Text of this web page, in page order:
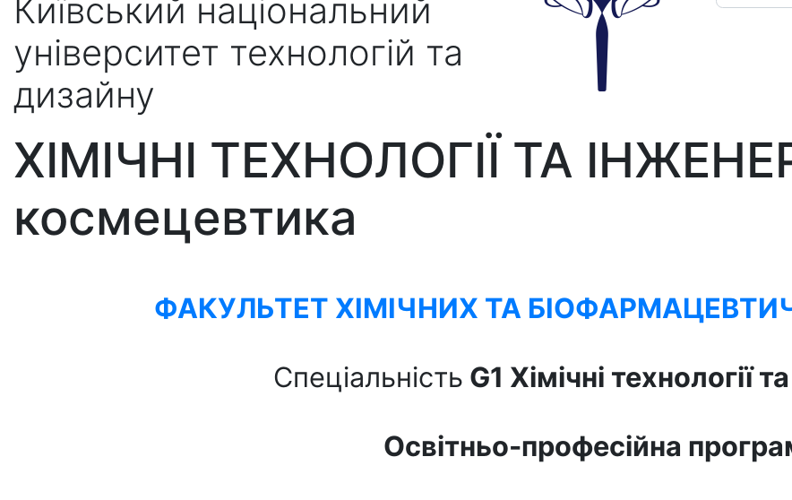
Київський національний
університет технологій та
дизайну
ХІМІЧНІ ТЕХНОЛОГІЇ ТА
космецевтика
ФАКУЛЬТЕТ ХІМІЧНИХ ТА
Спеціальність G1 Хімічні технології
Освітньо-професійна